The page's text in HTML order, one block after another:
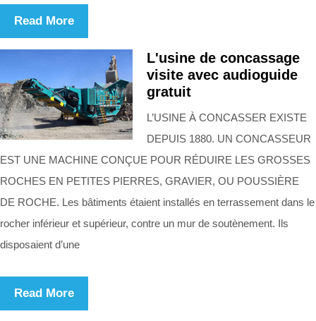
Read More
L'usine de concassage
visite avec audioguide
gratuit
L’USINE À CONCASSER EXISTE
DEPUIS 1880. UN CONCASSEUR
EST UNE MACHINE CONÇUE POUR RÉDUIRE LES GROSSES
ROCHES EN PETITES PIERRES, GRAVIER, OU POUSSIÈRE
DE ROCHE. Les bâtiments étaient installés en terrassement dans le
rocher inférieur et supérieur, contre un mur de soutènement. Ils
disposaient d’une
Read More